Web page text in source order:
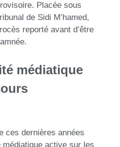
Placée sous
de Sidi M’hamed,
reporté avant d’être
médiatique
ces dernières années
active sur les